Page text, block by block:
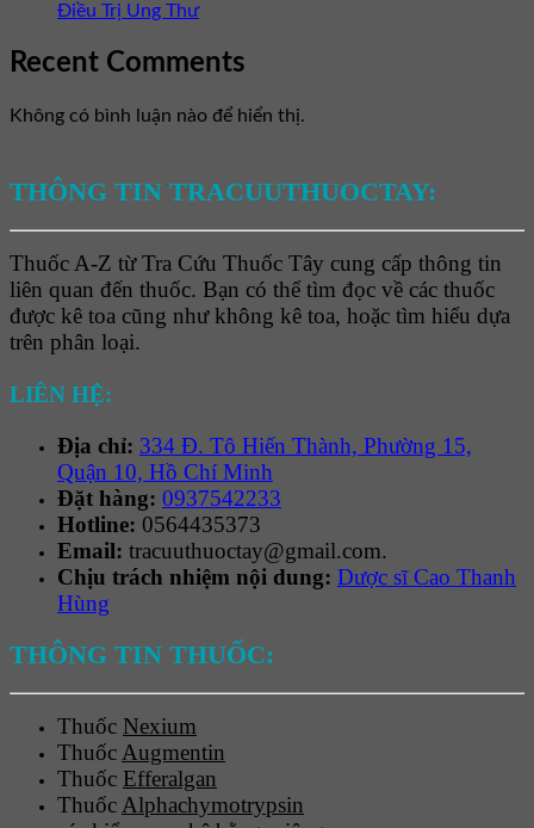
Điều Trị Ung Thư
Recent Comments
Không có bình luận nào để hiển thị.
THÔNG TIN TRACUUTHUOCTAY:
Thuốc A-Z từ Tra Cứu Thuốc Tây cung cấp thông tin
liên quan đến thuốc. Bạn có thể tìm đọc về các thuốc
được kê toa cũng như không kê toa, hoặc tìm hiểu dựa
trên phân loại.
LIÊN HỆ:
Địa chỉ: 334 Đ. Tô Hiến Thành, Phường 15,
Quận 10, Hồ Chí Minh
Đặt hàng: 0937542233
Hotline: 0564435373
Email: tracuuthuoctay@gmail.com.
Chịu trách nhiệm nội dung: Dược sĩ Cao Thanh
Hùng
THÔNG TIN THUỐC:
Thuốc Nexium
ThuốcAugmentin
Thuốc Efferalgan
ThuốcAlphachymotrypsin